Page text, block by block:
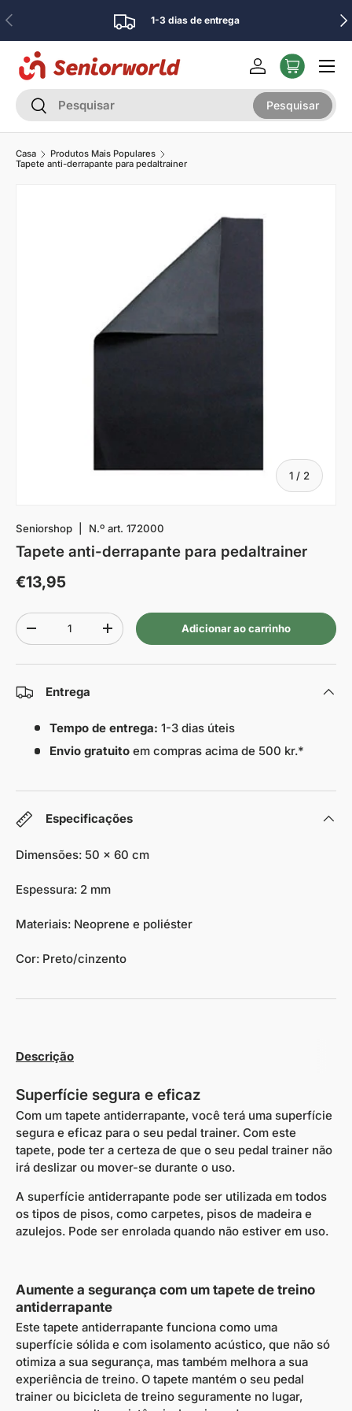
Ir para o conteúdo
Anterior 1-3 dias de entrega
Pesquisar
Pesquisar Pesquisar
Iniciar sessão
Casa
Produtos Mais Populares
Tapete anti-derrapante para pedaltrainer
1 / De
2
Seniorshop N.º art. 172000
Tapete anti-derrapante para pedaltrainer
€13,95
Quantidade
-
+ Adicionar ao carrinho
Entrega
Tempo de entrega: 1-3 dias úteis
Envio gratuitoem compras acima de 500 kr.*
Especificações
Dimensões: 50 x 60 cm
Espessura: 2 mm
Materiais: Neoprene e poliéster
Cor: Preto/cinzento
Descrição
Superfície segura e eficaz
Com um tapete antiderrapante, você terá uma superfície
segura e eficaz para o seu pedal trainer. Com este
tapete, pode ter a certeza de que o seu pedal trainer não
irá deslizar ou mover-se durante o uso.
A superfície antiderrapante pode ser utilizada em todos
os tipos de pisos, como carpetes, pisos de madeira e
azulejos. Pode ser enrolada quando não estiver em uso.
Aumente a segurança com um tapete de treino
antiderrapante
Este tapete antiderrapante funciona como uma
superfície sólida e com isolamento acústico, que não só
otimiza a sua segurança, mas também melhora a sua
experiência de treino. O tapete mantém o seu pedal
trainer ou bicicleta de treino seguramente no lugar,